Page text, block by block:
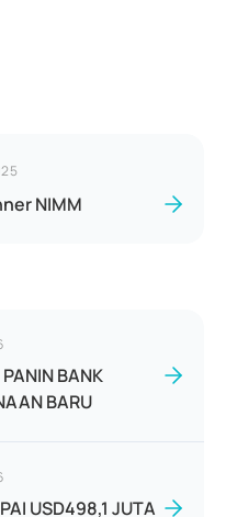
NIMM
BANK
BARU
USD498,1 JUTA